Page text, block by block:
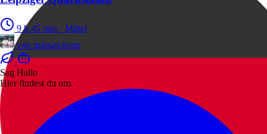
9 h 45 min · Mittel
von malsati-team
Sag Hallo
Hier findest du uns